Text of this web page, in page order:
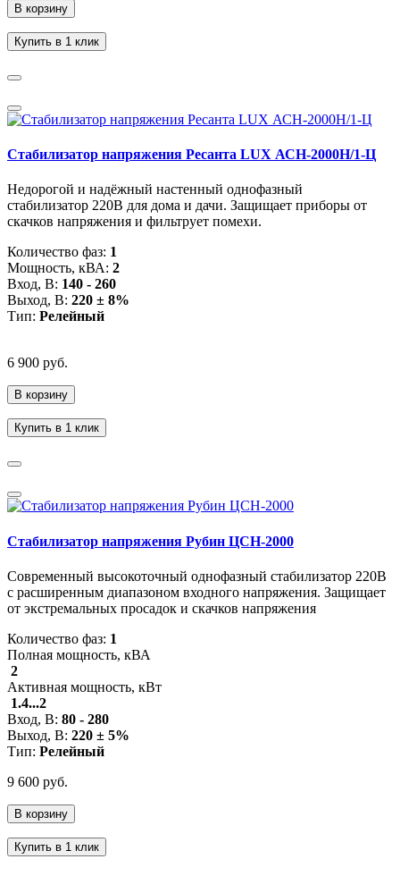
В корзину
Купить в 1 клик
Стабилизатор напряжения Ресанта LUX АСН-2000Н/1-Ц
Недорогой и надёжный настенный однофазный
стабилизатор 220В для дома и дачи. Защищает приборы от
скачков напряжения и фильтрует помехи.
Количество фаз: 1
Мощность, кВА: 2
Вход, В: 140 - 260
Выход, В: 220 ± 8%
Тип: Релейный
6 900 руб.
В корзину
Купить в 1 клик
Стабилизатор напряжения Рубин ЦСН-2000
Современный высокоточный однофазный стабилизатор 220В
с расширенным диапазоном входного напряжения. Защищает
от экстремальных просадок и скачков напряжения
Количество фаз: 1
Полная мощность, кВА
2
Активная мощность, кВт
1.4...2
Вход, В: 80 - 280
Выход, В: 220 ± 5%
Тип: Релейный
9 600 руб.
В корзину
Купить в 1 клик